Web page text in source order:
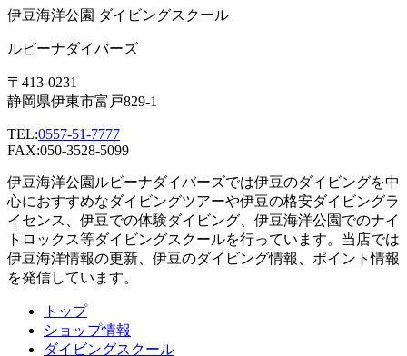
伊豆海洋公園 ダイビングスクール
ルビーナダイバーズ
〒413-0231
静岡県伊東市富戸829-1
TEL:0557-51-7777
FAX:050-3528-5099
伊豆海洋公園ルビーナダイバーズでは伊豆のダイビングを中
心におすすめなダイビングツアーや伊豆の格安ダイビングラ
イセンス、伊豆での体験ダイビング、伊豆海洋公園でのナイ
トロックス等ダイビングスクールを行っています。当店では
伊豆海洋情報の更新、伊豆のダイビング情報、ポイント情報
を発信しています。
トップ
ショップ情報
ダイビングスクール